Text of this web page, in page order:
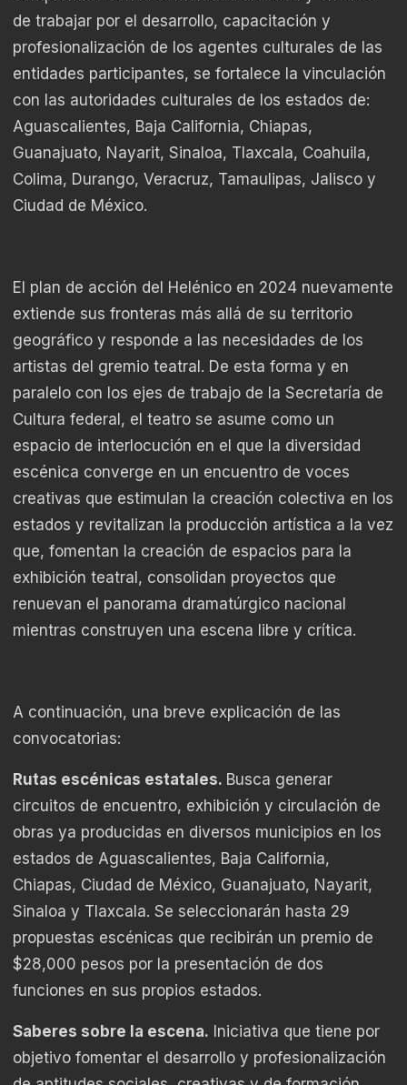
de trabajar por el desarrollo, capacitación y
profesionalización de los agentes culturales de las
entidades participantes, se fortalece la vinculación
con las autoridades culturales de los estados de:
Aguascalientes, Baja California, Chiapas,
Guanajuato, Nayarit, Sinaloa, Tlaxcala, Coahuila,
Colima, Durango, Veracruz, Tamaulipas, Jalisco y
Ciudad de México.
El plan de acción del Helénico en 2024 nuevamente
extiende sus fronteras más allá de su territorio
geográfico y responde a las necesidades de los
artistas del gremio teatral. De esta forma y en
paralelo con los ejes de trabajo de la Secretaría de
Cultura federal, el teatro se asume como un
espacio de interlocución en el que la diversidad
escénica converge en un encuentro de voces
creativas que estimulan la creación colectiva en los
estados y revitalizan la producción artística a la vez
que, fomentan la creación de espacios para la
exhibición teatral, consolidan proyectos que
renuevan el panorama dramatúrgico nacional
mientras construyen una escena libre y crítica.
A continuación, una breve explicación de las
convocatorias:
Rutas escénicas estatales. Busca generar
circuitos de encuentro, exhibición y circulación de
obras ya producidas en diversos municipios en los
estados de Aguascalientes, Baja California,
Chiapas, Ciudad de México, Guanajuato, Nayarit,
Sinaloa y Tlaxcala. Se seleccionarán hasta 29
propuestas escénicas que recibirán un premio de
$28,000 pesos por la presentación de dos
funciones en sus propios estados.
Saberes sobre la escena. Iniciativa que tiene por
objetivo fomentar el desarrollo y profesionalización